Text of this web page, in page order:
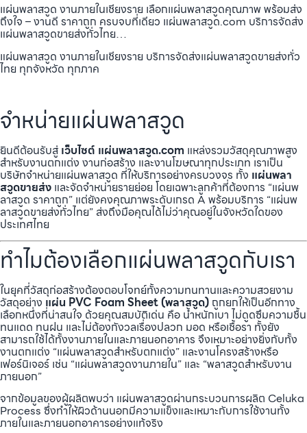
แผ่นพลาสวูด งานภายในเชียงราย เลือกแผ่นพลาสวูดคุณภาพ พร้อมส่ง
ถึงใจ – งานดี ราคาถูก ครบจบที่เดียว แผ่นพลาสวูด.com บริการจัดส่ง
แผ่นพลาสวูดขายส่งทั่วไทย…
แผ่นพลาสวูด งานภายในเชียงราย บริการจัดส่งแผ่นพลาสวูดขายส่งทั่ว
ไทย ทุกจังหวัด ทุกภาค
จำหน่ายแผ่นพลาสวูด
ยินดีต้อนรับสู่ เว็บไซต์ แผ่นพลาสวูด.com แหล่งรวมวัสดุคุณภาพสูง
สำหรับงานตกแต่ง งานก่อสร้าง และงานโฆษณาทุกประเภท เราเป็น
บริษัทจำหน่ายแผ่นพลาสวูด ที่ให้บริการอย่างครบวงจร ทั้ง แผ่นพลา
สวูดขายส่ง และจัดจำหน่ายรายย่อย โดยเฉพาะลูกค้าที่ต้องการ “แผ่นพ
ลาสวูด ราคาถูก” แต่ยังคงคุณภาพระดับเกรด A พร้อมบริการ “แผ่นพ
ลาสวูดขายส่งทั่วไทย” ส่งถึงมือคุณได้ไม่ว่าคุณอยู่ในจังหวัดใดของ
ประเทศไทย
ทำไมต้องเลือกแผ่นพลาสวูดกับเรา
ในยุคที่วัสดุก่อสร้างต้องตอบโจทย์ทั้งความทนทานและความสวยงาม
วัสดุอย่าง แผ่น PVC Foam Sheet (พลาสวูด) ถูกยกให้เป็นอีกทาง
เลือกหนึ่งที่น่าสนใจ ด้วยคุณสมบัติเด่น คือ น้ำหนักเบา ไม่ดูดซึมความชื้น
ทนแดด ทนฝน และไม่ต้องกังวลเรื่องปลวก มอด หรือเชื้อรา ทั้งยัง
สามารถใช้ได้ทั้งงานภายในและภายนอกอาคาร จึงเหมาะอย่างยิ่งกับทั้ง
งานตกแต่ง “แผ่นพลาสวูดสำหรับตกแต่ง” และงานโครงสร้างหรือ
เฟอร์นิเจอร์ เช่น “แผ่นพลาสวูดงานภายใน” และ “พลาสวูดสำหรับงาน
ภายนอก”
จากข้อมูลของผู้ผลิตพบว่า แผ่นพลาสวูดผ่านกระบวนการผลิต Celuka
Process ซึ่งทำให้ผิวด้านนอกมีความแข็งและเหมาะกับการใช้งานทั้ง
ภายในและภายนอกอาคารอย่างแท้จริง